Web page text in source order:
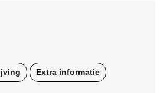
Extra informatie